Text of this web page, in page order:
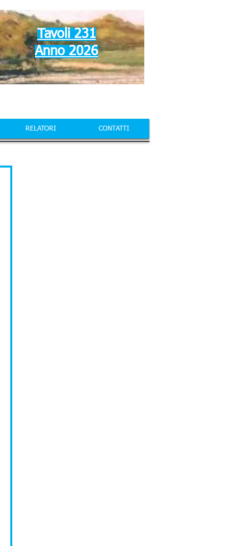
Tavoli 231
Anno 2026
RELATORI CONTATTI